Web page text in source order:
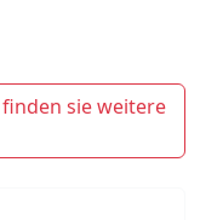
sie weitere